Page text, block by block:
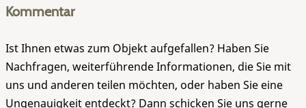
Kommentar
Ist Ihnen etwas zum Objekt aufgefallen? Haben Sie
Nachfragen, weiterführende Informationen, die Sie mit
uns und anderen teilen möchten, oder haben Sie eine
Ungenauigkeit entdeckt? Dann schicken Sie uns gerne